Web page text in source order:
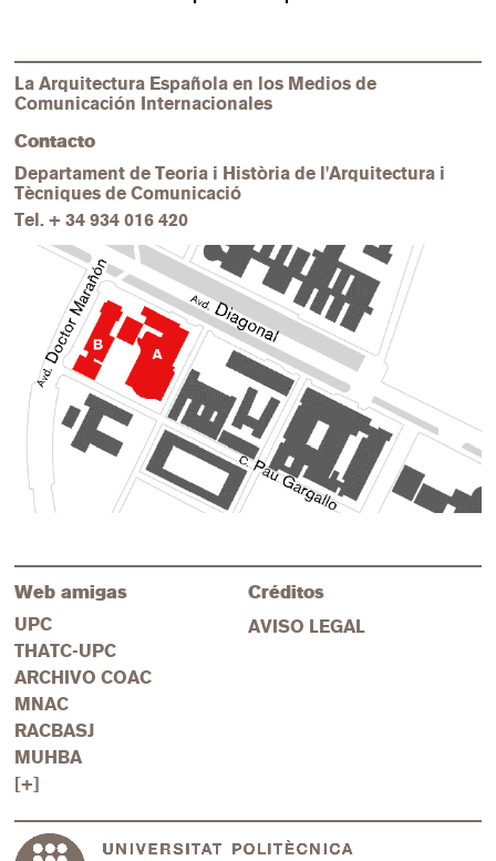
La Arquitectura Española en los Medios de
Comunicación Internacionales
Contacto
Departament de Teoria i Història de l'Arquitectura i
Tècniques de Comunicació
Tel. + 34 934 016 420
Web amigas
UPC
THATC-UPC
ARCHIVO COAC
MNAC
RACBASJ
MUHBA
[+]
Créditos
AVISO LEGAL